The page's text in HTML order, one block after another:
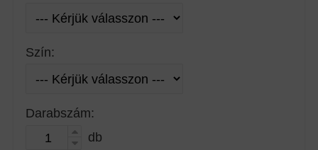
Szín:
Darabszám:
db